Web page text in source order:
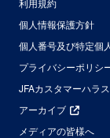
利用規約
個人情報保護方針
個人番号及び特定個
プライバシーポリシ
JFAカスタマーハラ
アーカイブ
メディアの皆様へ